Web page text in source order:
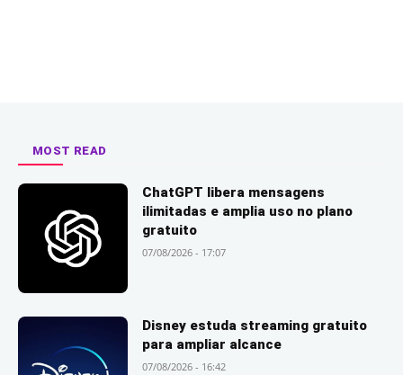
MOST READ
ChatGPT libera mensagens
ilimitadas e amplia uso no plano
gratuito
07/08/2026 - 17:07
Disney estuda streaming gratuito
para ampliar alcance
07/08/2026 - 16:42